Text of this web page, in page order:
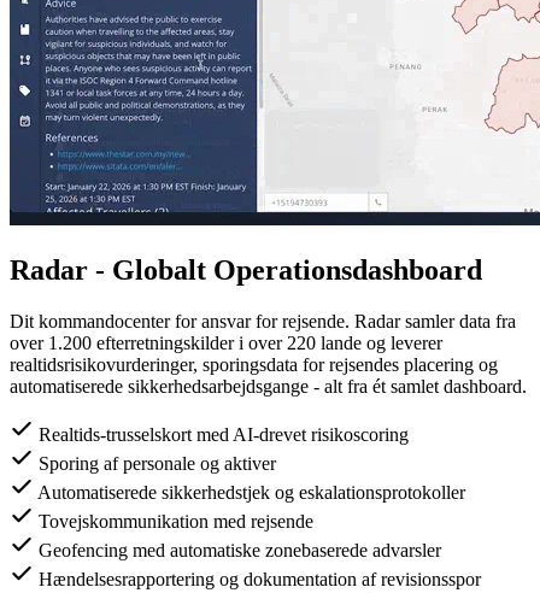
Radar - Globalt Operationsdashboard
Dit kommandocenter for ansvar for rejsende. Radar samler data fra
over 1.200 efterretningskilder i over 220 lande og leverer
realtidsrisikovurderinger, sporingsdata for rejsendes placering og
automatiserede sikkerhedsarbejdsgange - alt fra ét samlet dashboard.
Realtids-trusselskort med AI-drevet risikoscoring
Sporing af personale og aktiver
Automatiserede sikkerhedstjek og eskalationsprotokoller
Tovejskommunikation med rejsende
Geofencing med automatiske zonebaserede advarsler
Hændelsesrapportering og dokumentation af revisionsspor